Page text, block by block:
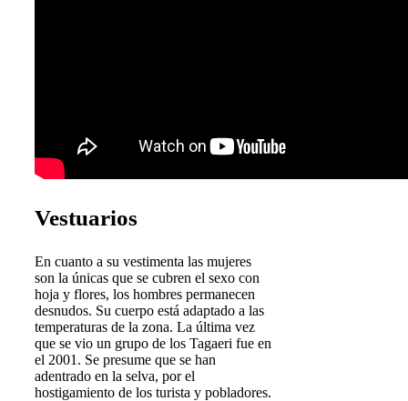
Vestuarios
En cuanto a su vestimenta las mujeres
son la únicas que se cubren el sexo con
hoja y flores, los hombres permanecen
desnudos. Su cuerpo está adaptado a las
temperaturas de la zona. La última vez
que se vio un grupo de los Tagaeri fue en
el 2001. Se presume que se han
adentrado en la selva, por el
hostigamiento de los turista y pobladores.